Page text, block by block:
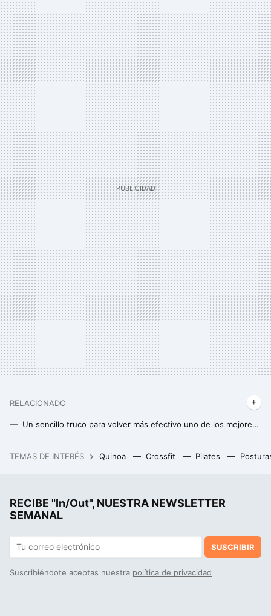
RELACIONADO
Un sencillo truco para volver más efectivo uno de los mejores ejercicios abdominales
Acabó harto de freír huevos en el Landa. Ahora tiene en Burgos el único estrella Michelin ubicado en pleno Camino de Santiago
TEMAS DE INTERÉS Quinoa Crossfit Pilates
RECIBE "In/Out", NUESTRA NEWSLETTER
SEMANAL
SUSCRIBIR
Suscribiéndote aceptas nuestra política de privacidad